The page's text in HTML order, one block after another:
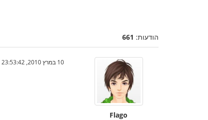
הודעות: 661
Flago
10 במרץ 2010, 23:53:42